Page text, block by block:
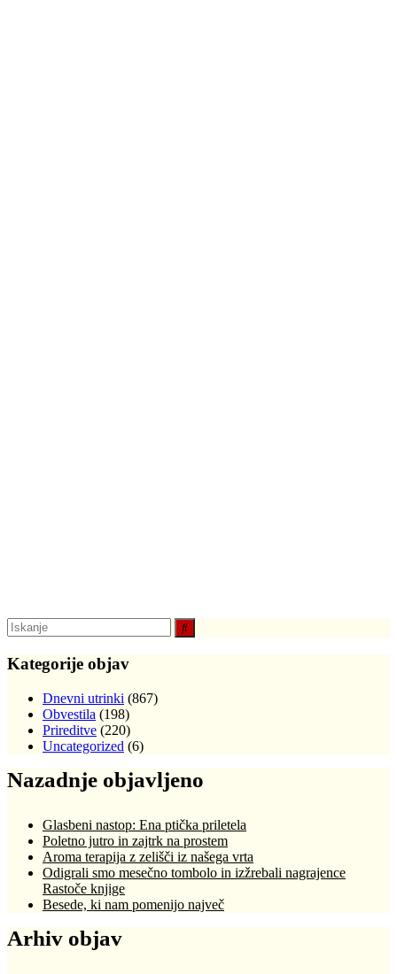
Kategorije objav
Dnevni utrinki (867)
Obvestila (198)
Prireditve (220)
Uncategorized (6)
Nazadnje objavljeno
Glasbeni nastop: Ena ptička priletela
Poletno jutro in zajtrk na prostem
Aroma terapija z zelišči iz našega vrta
Odigrali smo mesečno tombolo in izžrebali nagrajence
Rastoče knjige
Besede, ki nam pomenijo največ
Arhiv objav